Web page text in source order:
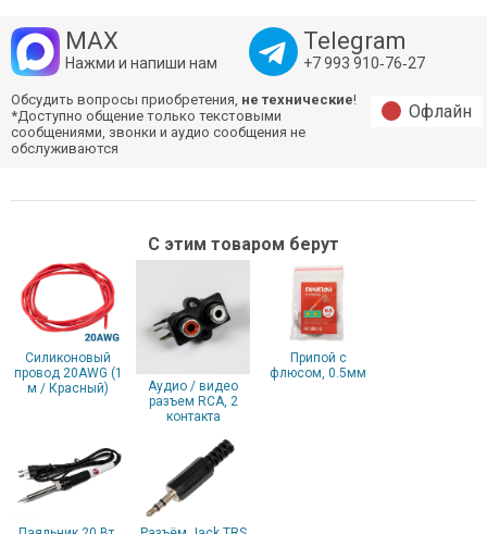
MAX
Нажми и напиши нам
Telegram
+7 993 910‑76‑27
Обсудить вопросы приобретения, не технические!
*Доступно общение только текстовыми
сообщениями, звонки и аудио сообщения не
обслуживаются
Офлайн
С этим товаром берут
Силиконовый
провод 20AWG (1
м / Красный)
Аудио / видео
разъем RCA, 2
контакта
Припой с
флюсом, 0.5мм